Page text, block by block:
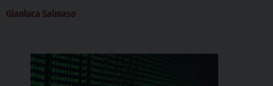
anni su...
Gianluca Salmaso